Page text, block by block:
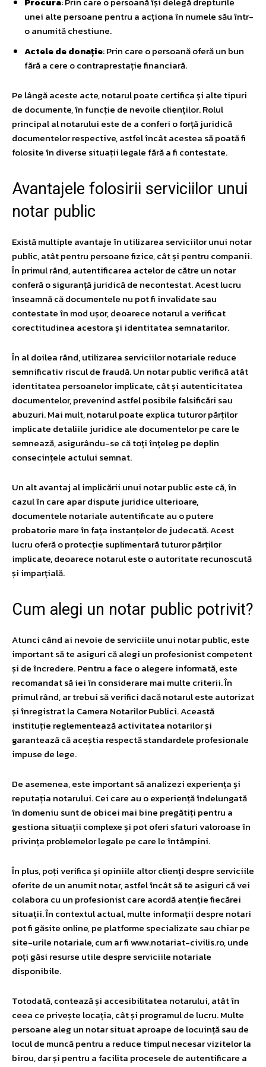
unei alte persoane pentru a acționa în numele său într-
o anumită chestiune.
Actele de donație: Prin care o persoană oferă un bun
fără a cere o contraprestație financiară.
Pe lângă aceste acte, notarul poate certifica și alte tipuri
de documente, în funcție de nevoile clienților. Rolul
principal al notarului este de a conferi o forță juridică
documentelor respective, astfel încât acestea să poată fi
folosite în diverse situații legale fără a fi contestate.
Avantajele folosirii serviciilor unui
notar public
Există multiple avantaje în utilizarea serviciilor unui notar
public, atât pentru persoane fizice, cât și pentru companii.
În primul rând, autentificarea actelor de către un notar
conferă o siguranță juridică de necontestat. Acest lucru
înseamnă că documentele nu pot fi invalidate sau
contestate în mod ușor, deoarece notarul a verificat
corectitudinea acestora și identitatea semnatarilor.
În al doilea rând, utilizarea serviciilor notariale reduce
semnificativ riscul de fraudă. Un notar public verifică atât
identitatea persoanelor implicate, cât și autenticitatea
documentelor, prevenind astfel posibile falsificări sau
abuzuri. Mai mult, notarul poate explica tuturor părților
implicate detaliile juridice ale documentelor pe care le
semnează, asigurându-se că toți înțeleg pe deplin
consecințele actului semnat.
Un alt avantaj al implicării unui notar public este că, în
cazul în care apar dispute juridice ulterioare,
documentele notariale autentificate au o putere
probatorie mare în fața instanțelor de judecată. Acest
lucru oferă o protecție suplimentară tuturor părților
implicate, deoarece notarul este o autoritate recunoscută
și imparțială.
Cum alegi un notar public potrivit?
Atunci când ai nevoie de serviciile unui notar public, este
important să te asiguri că alegi un profesionist competent
și de încredere. Pentru a face o alegere informată, este
recomandat să iei în considerare mai multe criterii. În
primul rând, ar trebui să verifici dacă notarul este autorizat
și înregistrat la Camera Notarilor Publici. Această
instituție reglementează activitatea notarilor și
garantează că aceștia respectă standardele profesionale
impuse de lege.
De asemenea, este important să analizezi experiența și
reputația notarului. Cei care au o experiență îndelungată
în domeniu sunt de obicei mai bine pregătiți pentru a
gestiona situații complexe și pot oferi sfaturi valoroase în
privința problemelor legale pe care le întâmpini.
În plus, poți verifica și opiniile altor clienți despre serviciile
oferite de un anumit notar, astfel încât să te asiguri că vei
colabora cu un profesionist care acordă atenție fiecărei
situații. În contextul actual, multe informații despre notari
pot fi găsite online, pe platforme specializate sau chiar pe
site-urile notariale, cum ar fi www.notariat-civilis.ro, unde
poți găsi resurse utile despre serviciile notariale
disponibile.
Totodată, contează și accesibilitatea notarului, atât în
ceea ce privește locația, cât și programul de lucru. Multe
persoane aleg un notar situat aproape de locuință sau de
locul de muncă pentru a reduce timpul necesar vizitelor la
birou, dar și pentru a facilita procesele de autentificare a